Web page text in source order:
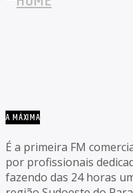
A MÁXIMA
É a primeira FM
por profissionais
fazendo das 24 horas